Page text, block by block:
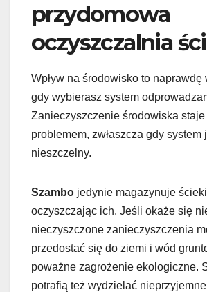
przydomowa
oczyszczalnia
Wpływ na środowisko to naprawdę
gdy wybierasz system
Zanieczyszczenie środowiska
problemem, zwłaszcza gdy system
nieszczelny.
Szambo jedynie magazynuje
oczyszczając ich. Jeśli okaże się
nieczyszczone zanieczyszczenia
przedostać się do ziemi i wód
poważne zagrożenie ekologiczne.
potrafią też wydzielać